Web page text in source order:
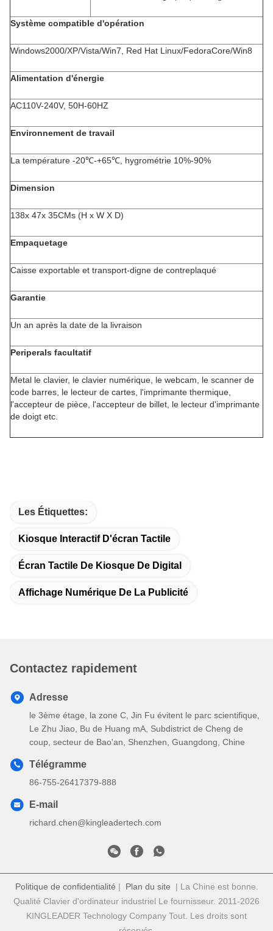
Système compatible d'opération
Windows2000/XP/Vista/Win7, Red Hat Linux/FedoraCore/Win8
Alimentation d'énergie
AC110V-240V, 50H-60HZ
Environnement de travail
La température -20℃-+65℃, hygrométrie 10%-90%
Dimension
138x 47x 35CMs (H x W X D)
Empaquetage
Caisse exportable et transport-digne de contreplaqué
Garantie
Un an après la date de la livraison
Periperals facultatif
Metal le clavier, le clavier numérique, le webcam, le scanner de
code barres, le lecteur de cartes, l'imprimante thermique,
l'accepteur de pièce, l'accepteur de billet, le lecteur d'imprimante
de doigt etc.
Les Étiquettes:
Kiosque Interactif D'écran Tactile
Écran Tactile De Kiosque De Digital
Affichage Numérique De La Publicité
Contactez rapidement
Adresse
le 3ème étage, la zone C, Jin Fu évitent le parc scientifique,
Le Zhu Jiao, Bu de Huang mA, Subdistrict de Cheng de
coup, secteur de Bao'an, Shenzhen, Guangdong, Chine
Télégramme
86-755-26417379-888
E-mail
richard.chen@kingleadertech.com
Politique de confidentialité | Plan du site | La Chine est bonne.
Qualité Clavier d'ordinateur industriel Le fournisseur. 2011-2026
KINGLEADER Technology Company Tout. Les droits sont